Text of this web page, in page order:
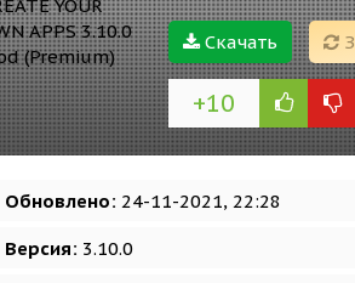
Скачать
+10
Обновлено: 24-11-2021, 22:28
Версия: 3.10.0